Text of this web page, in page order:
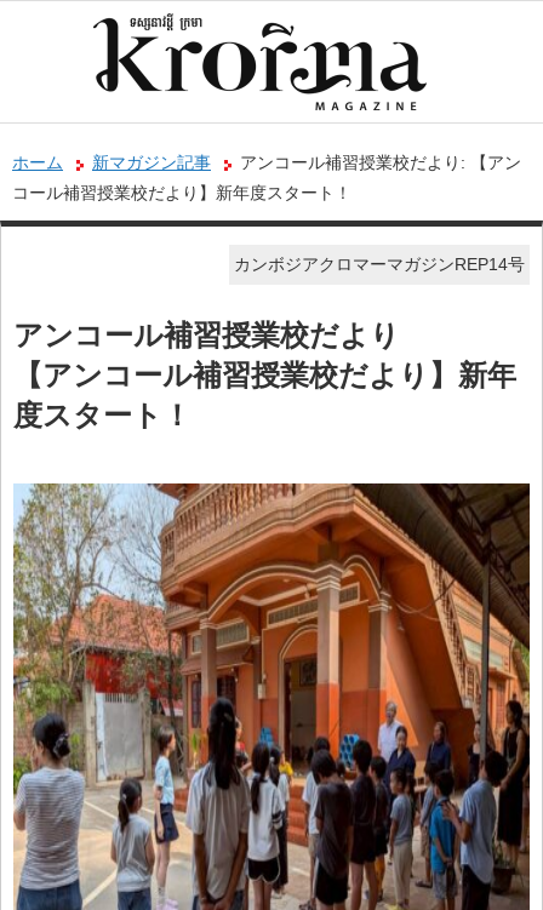
ホーム 新マガジン記事
アンコール補習授業校だより: 【アン
コール補習授業校だより】新年度スタート！
カンボジアクロマーマガジンREP14号
アンコール補習授業校だより
【アンコール補習授業校だより】新年
度スタート！